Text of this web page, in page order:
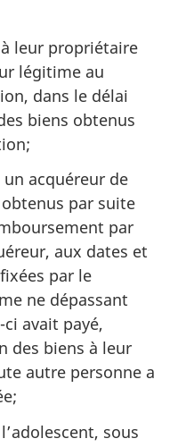
leur propriétaire
légitime au
dans le délai
biens obtenus
un acquéreur de
par suite
par
aux dates et
par le
ne dépassant
avait payé,
des biens à leur
autre personne a
sous